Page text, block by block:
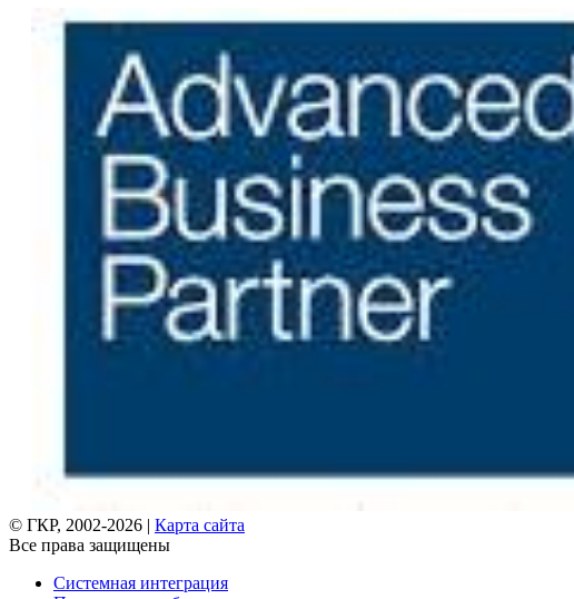
© ГКР, 2002-2026 | Карта сайта
Все права защищены
Системная интеграция